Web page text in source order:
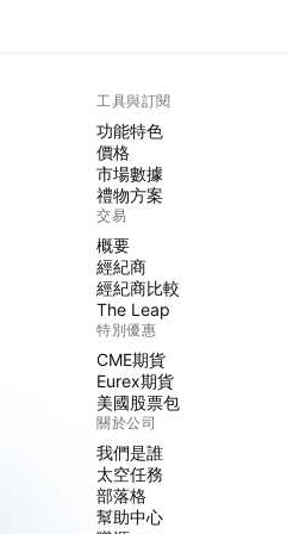
工具與訂閱
功能特色
價格
市場數據
禮物方案
交易
概要
經紀商
經紀商比較
The Leap
特別優惠
CME期貨
Eurex期貨
美國股票包
關於公司
我們是誰
太空任務
部落格
幫助中心